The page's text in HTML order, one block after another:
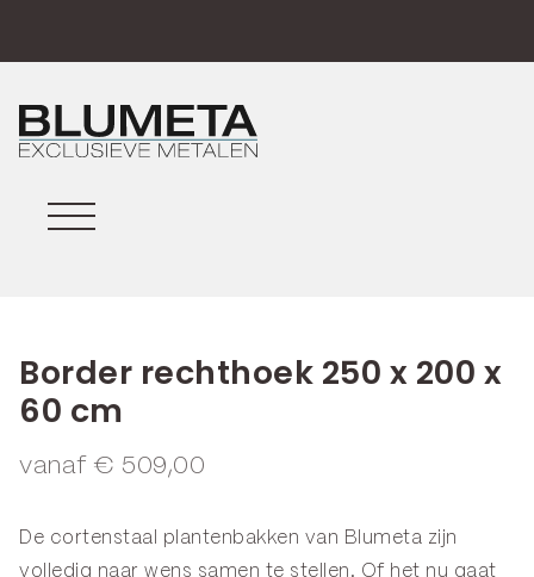
Border rechthoek 250 x 200 x
60 cm
vanaf € 509,00
De cortenstaal plantenbakken van Blumeta zijn
volledig naar wens samen te stellen. Of het nu gaat